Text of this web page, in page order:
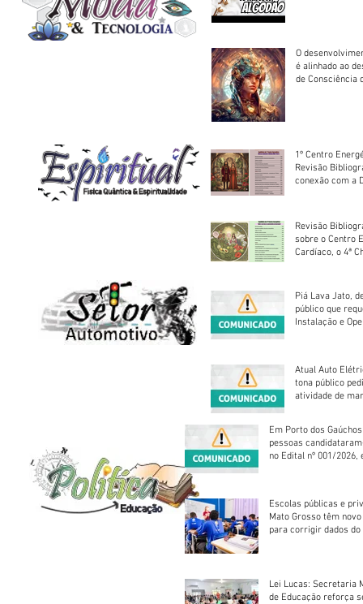
O
é alinhado ao
de Consciência
1º Centro
Revisão
conexão com a
Revisão
sobre o Centro
Cardíaco, o 4ª
Piá Lava Jato,
público que
Instalação e
Atual Auto
tona público
atividade de
Em Porto dos
pessoas
no Edital nº 001/2026,
Escolas públicas e
Mato Grosso têm
para corrigir dados do
Lei Lucas: Secretaria
de Educação reforça